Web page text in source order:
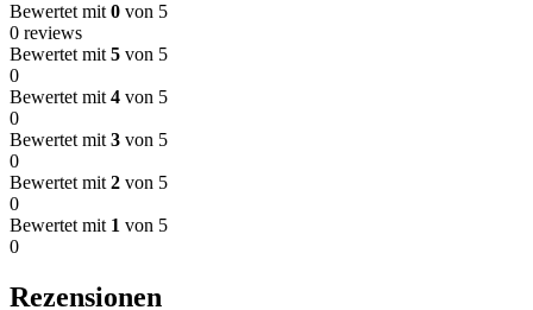
Bewertet mit 0 von 5
0 reviews
Bewertet mit 5 von 5
0
Bewertet mit 4 von 5
0
Bewertet mit 3 von 5
0
Bewertet mit 2 von 5
0
Bewertet mit 1 von 5
0
Rezensionen